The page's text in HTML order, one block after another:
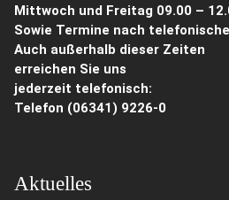
Mittwoch und Freitag 09.00 –
Sowie Termine nach
Auch außerhalb dieser Zeiten
erreichen Sie uns
jederzeit telefonisch:
Telefon (06341) 9226-0
Aktuelles